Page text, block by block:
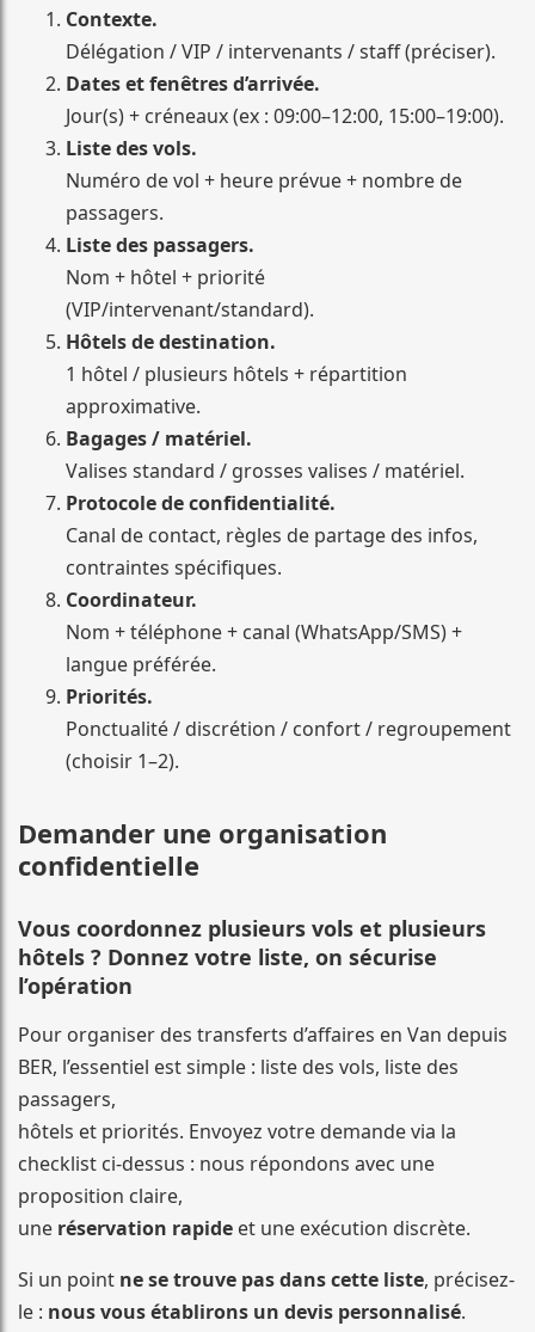
Contexte.
Délégation / VIP / intervenants / staff (préciser).
Dates et fenêtres d’arrivée.
Jour(s) + créneaux (ex : 09:00–12:00, 15:00–19:00).
Liste des vols.
Numéro de vol + heure prévue + nombre de
passagers.
Liste des passagers.
Nom + hôtel + priorité
(VIP/intervenant/standard).
Hôtels de destination.
1 hôtel / plusieurs hôtels + répartition
approximative.
Bagages / matériel.
Valises standard / grosses valises / matériel.
Protocole de confidentialité.
Canal de contact, règles de partage des infos,
contraintes spécifiques.
Coordinateur.
Nom + téléphone + canal (WhatsApp/SMS) +
langue préférée.
Priorités.
Ponctualité / discrétion / confort / regroupement
(choisir 1–2).
Demander une organisation
confidentielle
Vous coordonnez plusieurs vols et plusieurs
hôtels ? Donnez votre liste, on sécurise
l’opération
Pour organiser des transferts d’affaires en Van depuis
BER, l’essentiel est simple : liste des vols, liste des
passagers,
hôtels et priorités. Envoyez votre demande via la
checklist ci-dessus : nous répondons avec une
proposition claire,
une réservation rapide et une exécution discrète.
Si un point ne se trouve pas dans cette liste, précisez-
le : nous vous établirons un devis personnalisé.